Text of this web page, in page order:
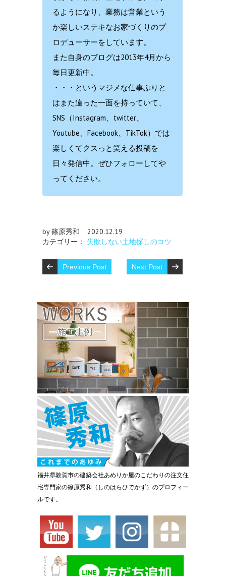
るようになり、業務は営業という
か楽しいステキなお家づくりのプ
ロデューサーをしています。
また自身のブログは2013年4月から
毎日更新中。
・・・というマジメな仕事ぶりと
はまた違った一面を持っていて、
SNS（Instagram、twitter、
Youtube、Facebook、TikTok）では
楽しくてクスっと笑える投稿を
日々発信中。ぜひフォローしてや
ってください。
by 篠原秀和
2020.12.19
カテゴリー： 失敗しない土地探しのコツ
Previous Post Next Post
福井県敦賀市の建築会社あめりか屋のこだわりの注文住
宅専門家の篠原秀和（しのはらひでかず）のプロフィー
ルです。